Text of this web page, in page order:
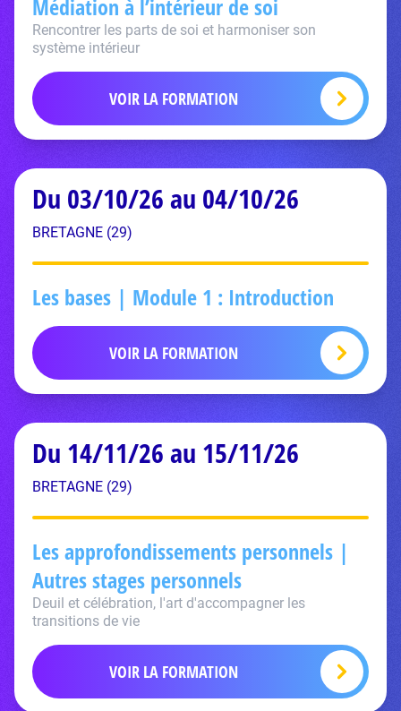
Médiation à l’intérieur de soi
Rencontrer les parts de soi et harmoniser son
système intérieur
VOIR LA FORMATION
Du 03/10/26 au 04/10/26
BRETAGNE (29)
Les bases | Module 1 : Introduction
VOIR LA FORMATION
Du 14/11/26 au 15/11/26
BRETAGNE (29)
Les approfondissements personnels |
Autres stages personnels
Deuil et célébration, l'art d'accompagner les
transitions de vie
VOIR LA FORMATION